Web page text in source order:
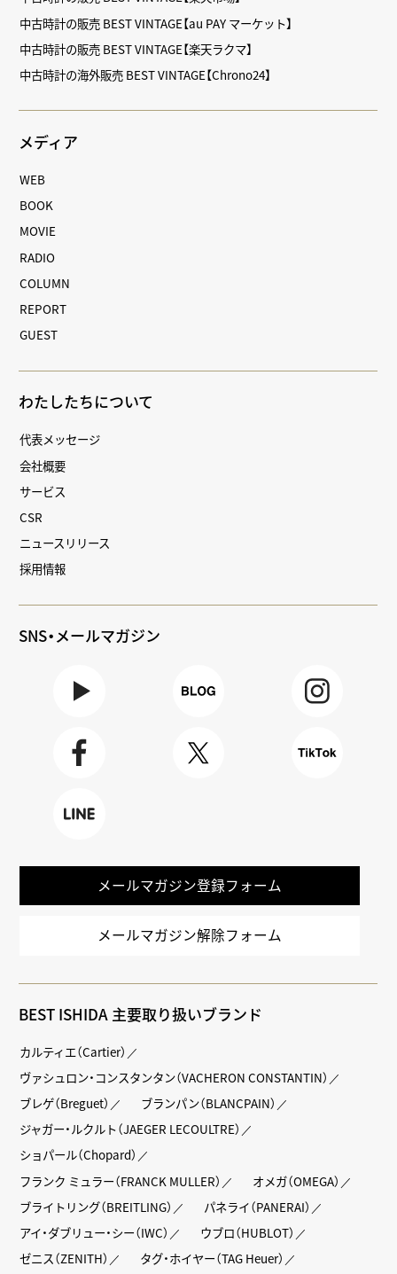
中古時計の販売 BEST VINTAGE【au PAY マーケット】
中古時計の販売 BEST VINTAGE【楽天ラクマ】
中古時計の海外販売 BEST VINTAGE【Chrono24】
メディア
WEB
BOOK
MOVIE
RADIO
COLUMN
REPORT
GUEST
わたしたちについて
代表メッセージ
会社概要
サービス
CSR
ニュースリリース
採用情報
SNS・メールマガジン
メールマガジン登録フォーム
メールマガジン解除フォーム
BEST ISHIDA 主要取り扱いブランド
カルティエ（Cartier）
ヴァシュロン・コンスタンタン（VACHERON CONSTANTIN）
ブレゲ（Breguet）
ブランパン（BLANCPAIN）
ジャガー・ルクルト（JAEGER LECOULTRE）
ショパール（Chopard）
フランク ミュラー（FRANCK MULLER）
オメガ（OMEGA）
ブライトリング（BREITLING）
パネライ（PANERAI）
アイ・ダブリュー・シー（IWC）
ウブロ（HUBLOT）
ゼニス（ZENITH）
タグ・ホイヤー（TAG Heuer）